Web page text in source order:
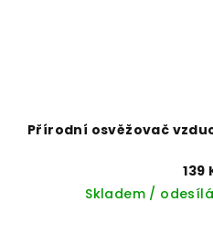
Přírodní osvěžovač
139
Skladem /